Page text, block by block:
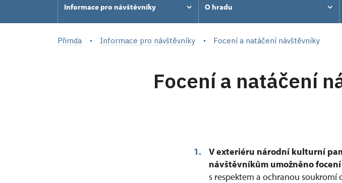
Informace pro návštěvníky O hradu
Přimda Informace pro návštěvníky Focení a natáčení návštěvníky
Focení a natáčení
V exteriéru národní kulturní
návštěvníkům umožněno
s respektem a ochranou